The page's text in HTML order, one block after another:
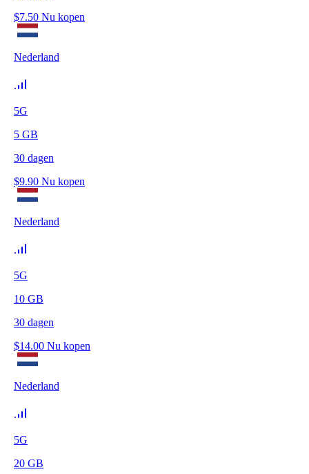
$7.50 Nu kopen
Nederland
5G
5 GB
30 dagen
$9.90 Nu kopen
Nederland
5G
10 GB
30 dagen
$14.00 Nu kopen
Nederland
5G
20 GB